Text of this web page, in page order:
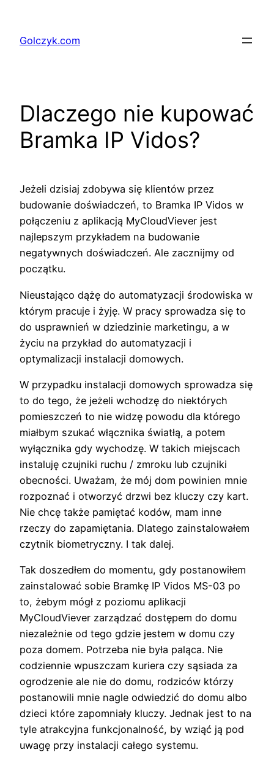
treściGolczyk.com
Dlaczego nie kupować
Bramka IP Vidos?
Jeżeli dzisiaj zdobywa się klientów przez
budowanie doświadczeń, to Bramka IP Vidos w
połączeniu z aplikacją MyCloudViever jest
najlepszym przykładem na budowanie
negatywnych doświadczeń. Ale zacznijmy od
początku.
Nieustająco dążę do automatyzacji środowiska w
którym pracuje i żyję. W pracy sprowadza się to
do usprawnień w dziedzinie marketingu, a w
życiu na przykład do automatyzacji i
optymalizacji instalacji domowych.
W przypadku instalacji domowych sprowadza się
to do tego, że jeżeli wchodzę do niektórych
pomieszczeń to nie widzę powodu dla którego
miałbym szukać włącznika światłą, a potem
wyłącznika gdy wychodzę. W takich miejscach
instaluję czujniki ruchu / zmroku lub czujniki
obecności. Uważam, że mój dom powinien mnie
rozpoznać i otworzyć drzwi bez kluczy czy kart.
Nie chcę także pamiętać kodów, mam inne
rzeczy do zapamiętania. Dlatego zainstalowałem
czytnik biometryczny. I tak dalej.
Tak doszedłem do momentu, gdy postanowiłem
zainstalować sobie Bramkę IP Vidos MS-03 po
to, żebym mógł z poziomu aplikacji
MyCloudViever zarządzać dostępem do domu
niezależnie od tego gdzie jestem w domu czy
poza domem. Potrzeba nie była paląca. Nie
codziennie wpuszczam kuriera czy sąsiada za
ogrodzenie ale nie do domu, rodziców którzy
postanowili mnie nagle odwiedzić do domu albo
dzieci które zapomniały kluczy. Jednak jest to na
tyle atrakcyjna funkcjonalność, by wziąć ją pod
uwagę przy instalacji całego systemu.